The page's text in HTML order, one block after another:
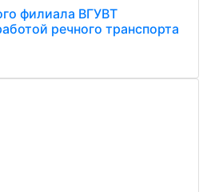
филиала ВГУВТ
речного транспорта